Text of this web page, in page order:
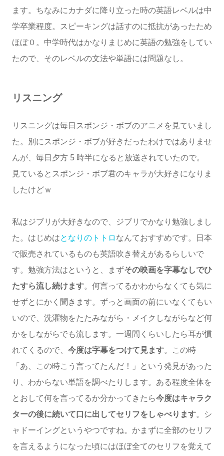
ます。ちなみにカナダに降り立った時の英語レベルは中
学卒業程度。スピーキングは話すのに抵抗があったため
ほぼ０。中学時代はかなりまじめに英語の勉強をしてい
たので、そのレベルの文法や単語には問題なし。
リスニング
リスニングは毎日スポンジ・ボブのアニメを見ていまし
た。別にスポンジ・ボブが好きだったわけではありませ
んが、毎日夕方 5 時半になると放送されていたので。
見ているとスポンジ・ボブ君のキャラが大好きになりま
したけどｗ
私はジブリが大好きなので、ジブリでかなり勉強しまし
た。はじめはとなりのトトロなんておすすめです。日本
で販売されているものも英語吹き替えがあるらしいで
す。勉強方法はというと、まずその映画を字幕なしでひ
たすら流し続けます。何言ってるかわからなくても気に
せずとにかく聞きます。ずっと画面の前にいなくてもい
いので、洗濯物をたたみながら・メイクしながらなど何
かをしながらでも流します。一週間くらいしたら耳が慣
れてくるので、 今度は字幕をつけて見ます。この時
「あ、この時こう言ってたんだ！」という発見があった
り、わからない単語を調べたりします。ある程度全体を
とおして何を言ってるか分かってきたら今度はキャラク
ターの後に続いて口に出してセリフをしゃべります。シ
ャドーイングというやつですね。かまずに全部のセリフ
を言えるようになった頃にはほぼ全てのセリフを覚えて